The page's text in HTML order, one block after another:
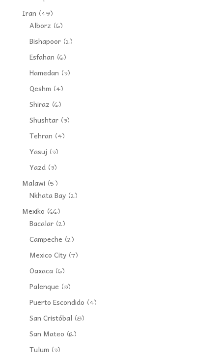
Iran (49)
Alborz (6)
Bishapoor(2)
Esfahan (6)
Hamedan (3)
Qeshm (4)
Shiraz (6)
Shushtar(3)
Tehran (4)
Yasuj (3)
Yazd(3)
Malawi (5)
Nkhata Bay(2)
Mexiko (66)
Bacalar(2)
Campeche (2)
Mexico City(7)
Oaxaca(6)
Palenque (13)
Puerto Escondido (4)
San Cristóbal (8)
San Mateo (12)
Tulum (3)